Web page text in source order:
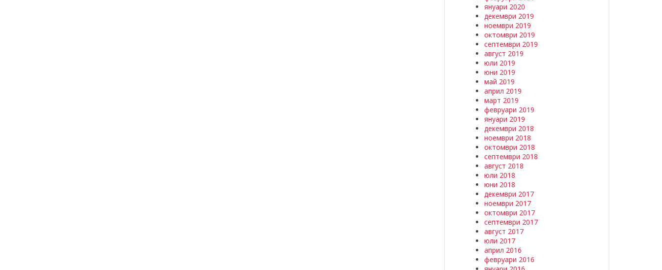
януари 2020
декември 2019
ноември 2019
октомври 2019
септември 2019
август 2019
юли 2019
юни 2019
май 2019
април 2019
март 2019
февруари 2019
януари 2019
декември 2018
ноември 2018
октомври 2018
септември 2018
август 2018
юли 2018
юни 2018
декември 2017
ноември 2017
октомври 2017
септември 2017
август 2017
юли 2017
април 2016
февруари 2016